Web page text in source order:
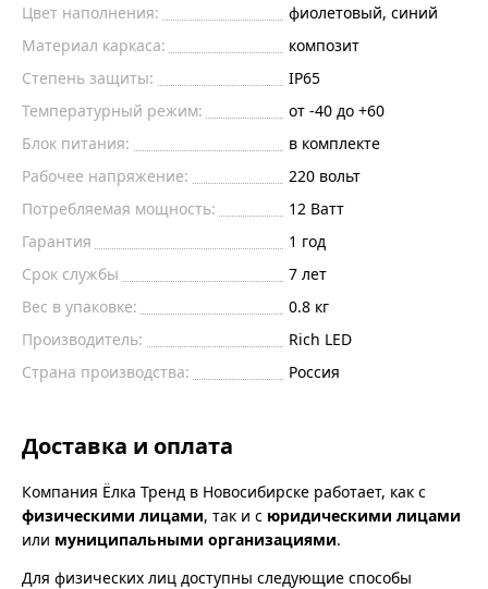
Цвет наполнения:
фиолетовый, синий
Материал каркаса:
композит
Степень защиты:
IP65
Температурный режим:
от -40 до +60
Блок питания:
в комплекте
Рабочее напряжение:
220 вольт
Потребляемая мощность:
12 Ватт
Гарантия
1 год
Срок службы
7 лет
Вес в упаковке:
0.8 кг
Производитель:
Rich LED
Страна производства:
Россия
Доставка и оплата
Компания Ёлка Тренд в Новосибирске работает, как с
физическими лицами, так и с юридическими лицами
или муниципальными организациями.
Для физических лиц доступны следующие способы